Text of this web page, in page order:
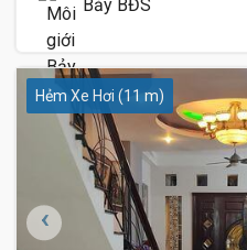
Bảy BĐS
Hẻm Xe Hơi (11 m)